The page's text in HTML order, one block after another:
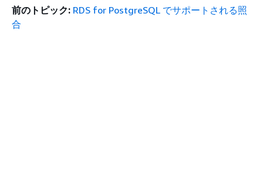
前のトピック: RDS for PostgreSQL でサポートされる照
合